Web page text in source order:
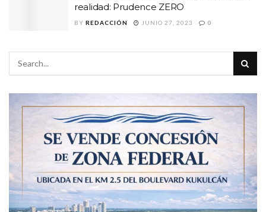
realidad: Prudence ZERO
BY REDACCIÓN JUNIO 27, 2023 0